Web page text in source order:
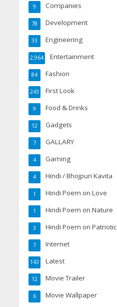
Companies
9
Development
78
Engineering
33
Entertainment
2,964
Fashion
84
First Look
243
Food & Drinks
9
Gadgets
12
GALLARY
7
Gaming
4
Hindi / Bhojpuri Kavita
4
Hindi Poem on Love
1
Hindi Poem on Nature
1
Hindi Poem on Patriotic
3
Internet
7
Latest
143
Movie Trailer
12
Movie Wallpaper
6